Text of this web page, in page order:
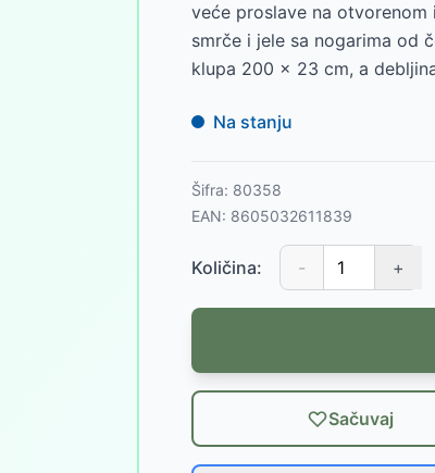
veće proslave na
smrče i jele sa nogarima od
klupa 200 x 23 cm, a
Na stanju
Šifra: 80358
EAN: 8605032611839
Količina: - +
Sačuvaj